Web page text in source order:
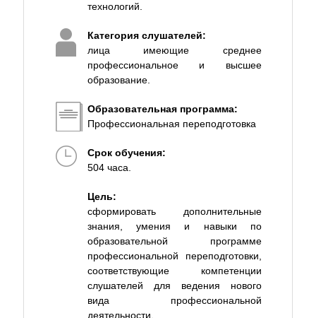
технологий.
Категория слушателей:
лица имеющие среднее
профессиональное и высшее
образование.
Образовательная программа:
Профессиональная переподготовка
Срок обучения:
504 часа.
Цель:
сформировать дополнительные
знания, умения и навыки по
образовательной программе
профессиональной переподготовки,
соответствующие компетенции
слушателей для ведения нового
вида профессиональной
деятельности.